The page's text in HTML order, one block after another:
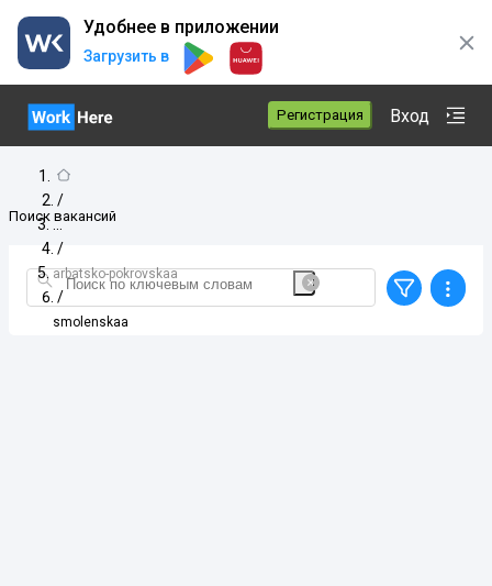
Удобнее в приложении
Загрузить в
Регистрация Вход
/
/
arbatsko-pokrovskaa
/
smolenskaa
Поиск вакансий